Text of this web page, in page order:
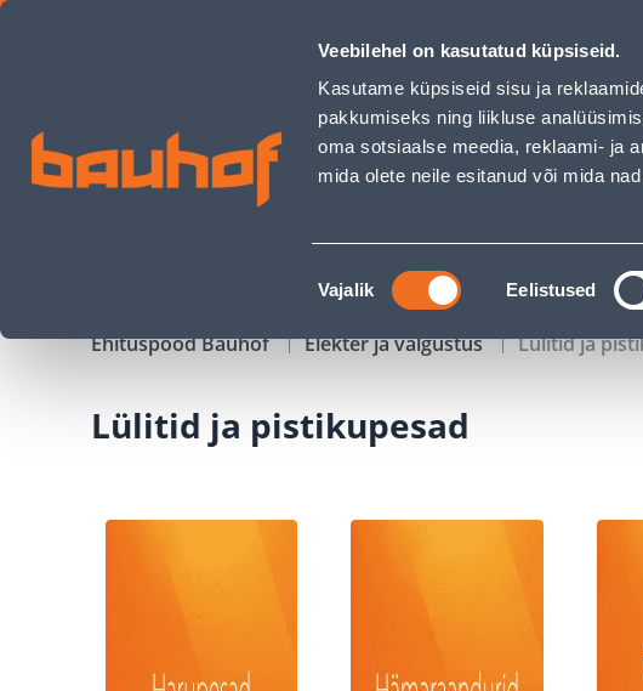
Veebilehel on kasutatud küpsiseid.
Kasutame küpsiseid sisu ja
pakkumiseks ning liikluse
oma sotsiaalse meedia, reklaami- ja
mida olete neile esitanud või mida
Nõusoleku
valik
Vajalik Eelistused
Lülitid ja pistikupesad - Bauhof has loaded
Äriklienditeenindus Klienditeenindus
KAMPAANIAD
Ehituspood Bauhof Elekter ja valgustus Lülitid ja
Lülitid ja pistikupesad